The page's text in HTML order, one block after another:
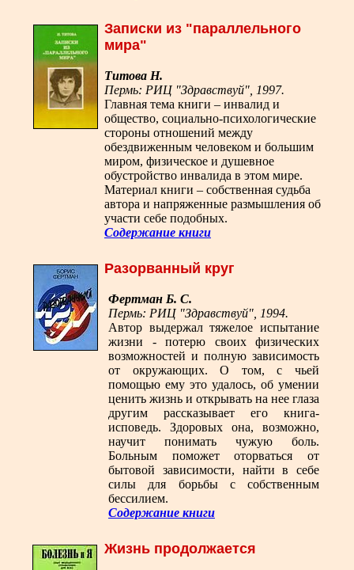
Записки из "параллельного
мира"
Титова Н.
Пермь: РИЦ "Здравствуй", 1997.
Главная тема книги – инвалид и
общество, социально-психологические
стороны отношений между
обездвиженным человеком и большим
миром, физическое и душевное
обустройство инвалида в этом мире.
Материал книги – собственная судьба
автора и напряженные размышления об
участи себе подобных.
Содержание книги
Разорванный круг
Фертман Б. С.
Пермь: РИЦ "Здравствуй", 1994.
Автор выдержал тяжелое испытание
жизни - потерю своих физических
возможностей и полную зависимость
от окружающих. О том, с чьей
помощью ему это удалось, об умении
ценить жизнь и открывать на нее глаза
другим рассказывает его книга-
исповедь. Здоровых она, возможно,
научит понимать чужую боль.
Больным поможет оторваться от
бытовой зависимости, найти в себе
силы для борьбы с собственным
бессилием.
Содержание книги
Жизнь продолжается